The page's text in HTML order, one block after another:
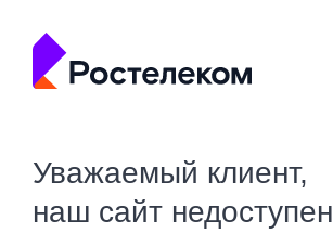
Уважаемый клиент,
наш сайт недоступен